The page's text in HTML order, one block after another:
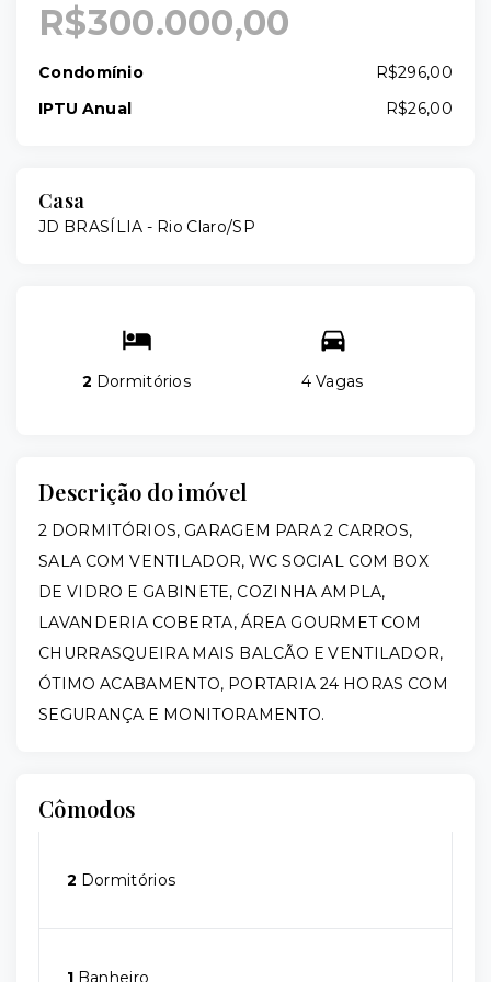
R$300.000,00
Condomínio
R$296,00
IPTU Anual
R$26,00
Casa
JD BRASÍLIA - Rio Claro/SP
2 Dormitórios 4 Vagas
Descrição do imóvel
2 DORMITÓRIOS, GARAGEM PARA 2 CARROS,
SALA COM VENTILADOR, WC SOCIAL COM BOX
DE VIDRO E GABINETE, COZINHA AMPLA,
LAVANDERIA COBERTA, ÁREA GOURMET COM
CHURRASQUEIRA MAIS BALCÃO E VENTILADOR,
ÓTIMO ACABAMENTO, PORTARIA 24 HORAS COM
SEGURANÇA E MONITORAMENTO.
Cômodos
2 Dormitórios
1 Banheiro